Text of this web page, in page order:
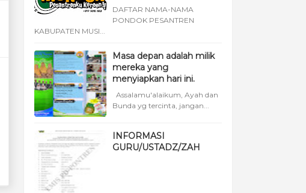
DAFTAR NAMA-NAMA
PONDOK PESANTREN
KABUPATEN MUSI...
Masa depan adalah milik
mereka yang
menyiapkan hari ini.
Assalamu'alaikum, Ayah dan
Bunda yg tercinta, jangan...
INFORMASI
GURU/USTADZ/ZAH